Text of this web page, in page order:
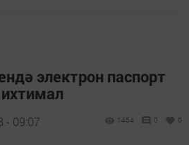
электрон паспорт
- 09:07 1454 0 0